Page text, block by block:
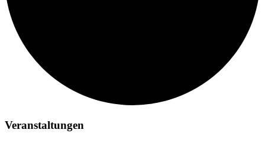
Veranstaltungen